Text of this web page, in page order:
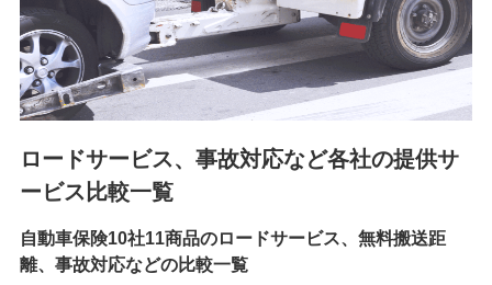
8.取引先個人情報
取引先としての選定業務、営業情報の提供業務、契約締結手
続き業務、取引管理業務、およびこれらに準ずる業務の遂行
のため
9.お問い合わせ情報
各種お問い合わせに対応するため
10.受託業務の 個人情報
受託業務の遂行およびこれらに準ずる業務の遂行のため
ロードサービス、事故対応など各社の提供サ
ービス比較一覧
自動車保険10社11商品のロードサービス、無料搬送距
離、事故対応などの比較一覧